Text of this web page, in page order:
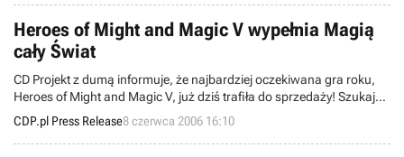
szczegóły na temat nadchodzącego Football Managera 2007.
Heroes of Might and Magic V wypełnia Magią
cały Świat
CD Projekt z dumą informuje, że najbardziej oczekiwana gra roku,
Heroes of Might and Magic V, już dziś trafiła do sprzedaży! Szukajcie
w dobrych sklepach z grami komputerowymi specjalnych, bardzo
dobrze znanych z serii HoMM elementów.
CDP.pl Press Release8 czerwca 2006 16:10